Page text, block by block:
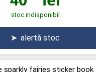
stoc indisponibil
➤ alertă stoc